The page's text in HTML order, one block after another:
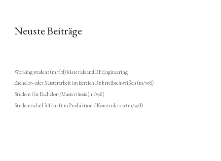
Neuste Beiträge
Working student (m/f/d) Materials and RF Engineering
Bachelor- oder Masterarbeit im Bereich Rührreibschweißen (m/w/d)
Student für Bachelor-/Masterthesis (m/w/d)
Studentische Hilfskraft in Produktion / Konstruktion (m/w/d)